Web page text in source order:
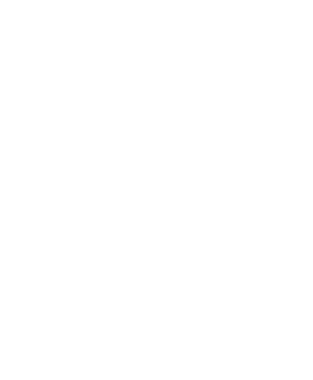
sumiu assim que soube que ela estava grávida da
pediu ela em casamento, mas ela não aceitou.
minhas melhores amigas.
sumir, ou pelo menos me enterrar por uns dias
de especial, diferente da Jessenia, que é loira de
os outros, a Jessenia é perfeita, menos para o
agora.
positivos.